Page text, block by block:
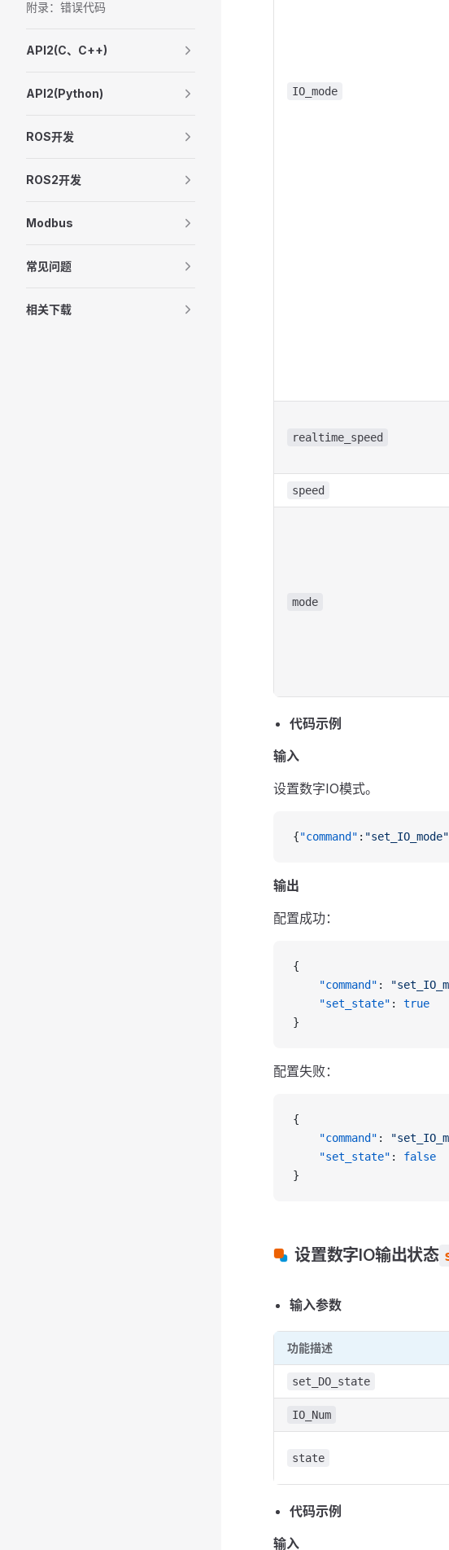
附录：错误代码
API2(C、C++)
API2(Python)
ROS开发
ROS2开发
Modbus
常见问题
相关下载
IO_mode
realtime_speed
speed
mode
代码示例
输入
设置数字IO模式。
{"command" : "set_IO_mode"
输出
配置成功：
{
    "command"
:
    "set_state"
: true
}
配置失败：
{
    "command"
:
    "set_state"
: false
}
设置数字IO输出状态
输入参数
功能描述
set_DO_state
IO_Num
state
代码示例
输入